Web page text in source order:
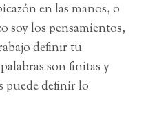
en las manos, o
soy los pensamientos,
definir tu
son finitas y
puede definir lo